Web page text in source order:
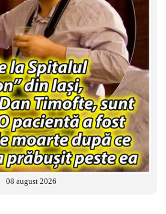
08 august 2026